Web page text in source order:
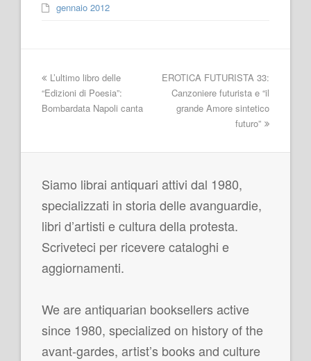
gennaio 2012
EROTICA FUTURISTA 33:
Canzoniere futurista e “il
grande Amore sintetico
futuro”
L’ultimo libro delle
“Edizioni di Poesia”:
Bombardata Napoli canta
Siamo librai antiquari attivi dal 1980,
specializzati in storia delle avanguardie,
libri d’artisti e cultura della protesta.
Scriveteci per ricevere cataloghi e
aggiornamenti.
We are antiquarian booksellers active
since 1980, specialized on history of the
avant-gardes, artist’s books and culture